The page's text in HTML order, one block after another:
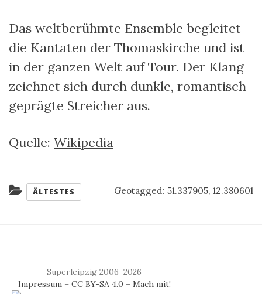
Das weltberühmte Ensemble begleitet
die Kantaten der Thomaskirche und ist
in der ganzen Welt auf Tour. Der Klang
zeichnet sich durch dunkle, romantisch
geprägte Streicher aus.
Quelle: Wikipedia
Kategorien:
ÄLTESTES Geotagged: 51.337905, 12.380601
Superleipzig 2006–2026
Impressum – CC BY-SA 4.0 – Mach mit!